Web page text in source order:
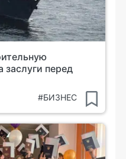
заслуги перед
#БИЗНЕС